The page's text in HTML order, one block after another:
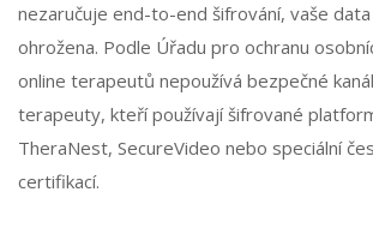
nezaručuje end-to-end šifrování, vaše
ohrožena. Podle Úřadu pro ochranu
online terapeutů nepoužívá bezpečné
terapeuty, kteří používají šifrované
TheraNest, SecureVideo nebo speciální
certifikací.